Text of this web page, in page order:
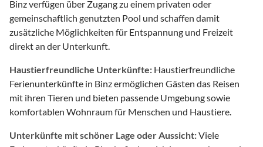
Binz verfügen über Zugang zu einem privaten oder
gemeinschaftlich genutzten Pool und schaffen damit
zusätzliche Möglichkeiten für Entspannung und Freizeit
direkt an der Unterkunft.
Haustierfreundliche Unterkünfte: Haustierfreundliche
Ferienunterkünfte in Binz ermöglichen Gästen das Reisen
mit ihren Tieren und bieten passende Umgebung sowie
komfortablen Wohnraum für Menschen und Haustiere.
Unterkünfte mit schöner Lage oder Aussicht:Viele